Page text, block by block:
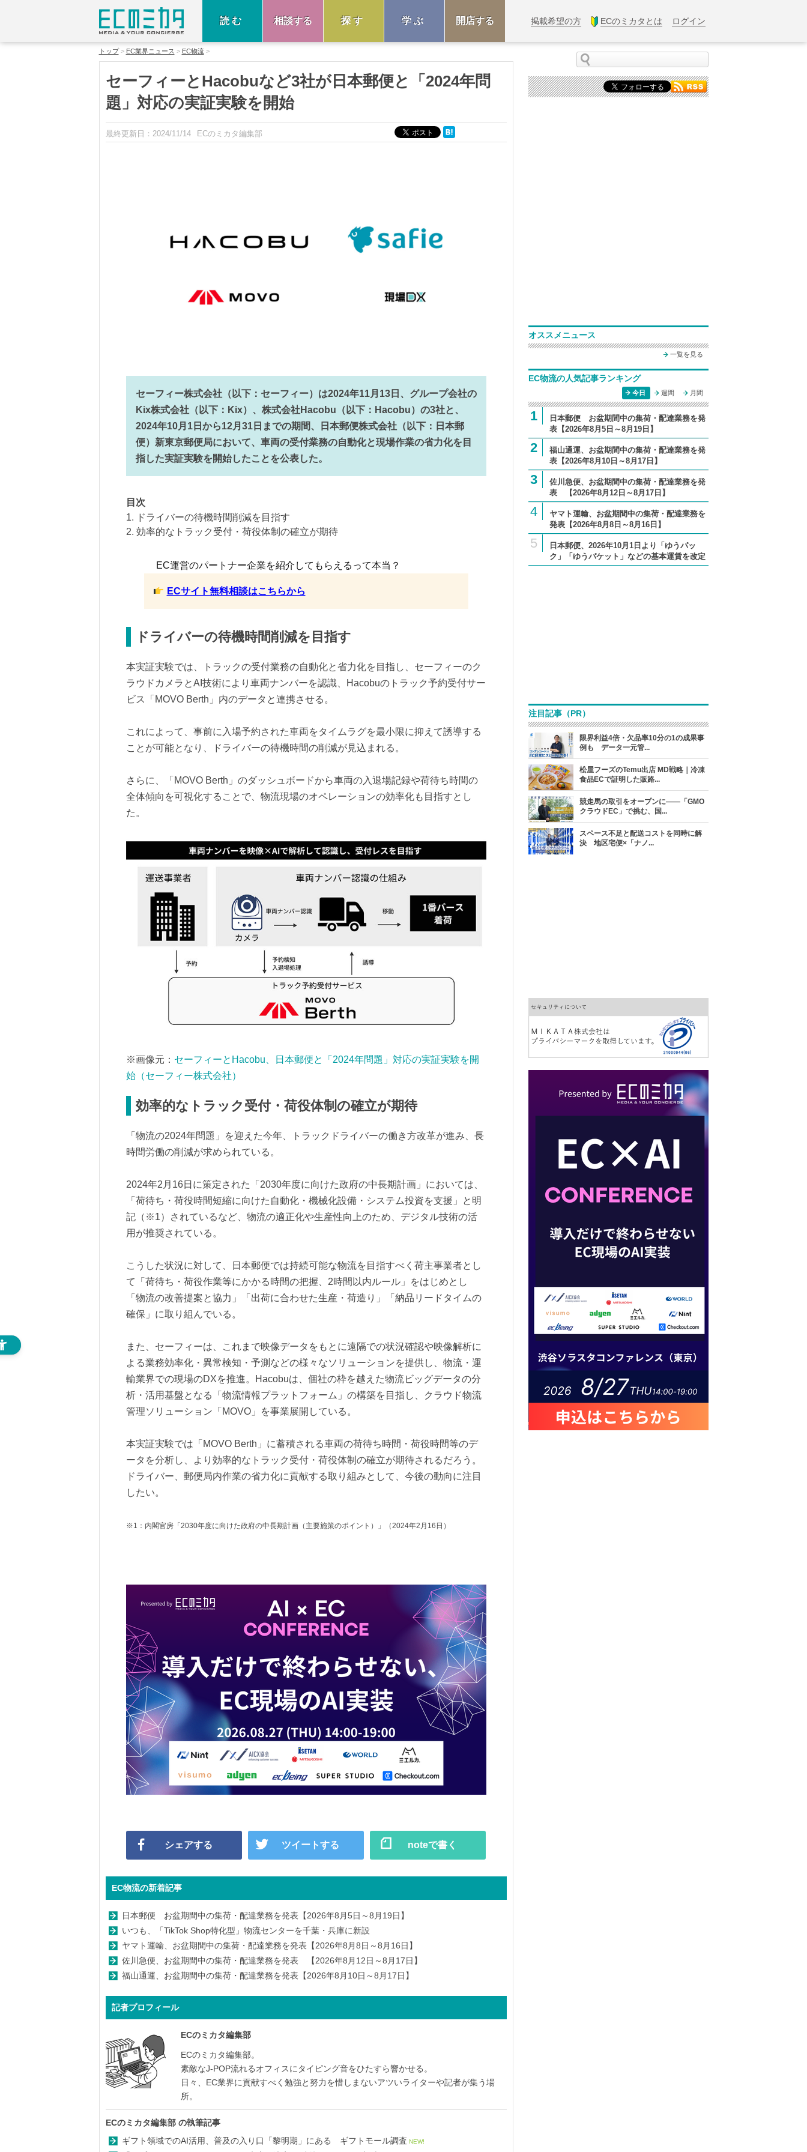
読む 相談する 探す 学ぶ 開店する 掲載希望の方 ECのミカタとは ログイン
トップ EC業界ニュース EC物流
セーフィーとHacobuなど3社が日本郵便と「2024年問
題」対応の実証実験を開始
最終更新日： 2024/11/14 ECのミカタ編集部
セーフィー株式会社（以下：セーフィー）は2024年11月13日、グループ会社の
Kix株式会社（以下：Kix）、株式会社Hacobu（以下：Hacobu）の3社と、
2024年10月1日から12月31日までの期間、日本郵便株式会社（以下：日本郵
便）新東京郵便局において、車両の受付業務の自動化と現場作業の省力化を目
指した実証実験を開始したことを公表した。
目次
1. ドライバーの待機時間削減を目指す
2. 効率的なトラック受付・荷役体制の確立が期待
EC運営のパートナー企業を紹介してもらえるって本当？
ECサイト無料相談はこちらから
ドライバーの待機時間削減を目指す
本実証実験では、トラックの受付業務の自動化と省力化を目指し、セーフィーのク
ラウドカメラとAI技術により車両ナンバーを認識、Hacobuのトラック予約受付サー
ビス「MOVO Berth」内のデータと連携させる。
これによって、事前に入場予約された車両をタイムラグを最小限に抑えて誘導する
ことが可能となり、ドライバーの待機時間の削減が見込まれる。
さらに、「MOVO Berth」のダッシュボードから車両の入退場記録や荷待ち時間の
全体傾向を可視化することで、物流現場のオペレーションの効率化も目指すとし
た。
※画像元： セーフィーとHacobu、日本郵便と「2024年問題」対応の実証実験を開
始（セーフィー株式会社）
効率的なトラック受付・荷役体制の確立が期待
「物流の2024年問題」を迎えた今年、トラックドライバーの働き方改革が進み、長
時間労働の削減が求められている。
2024年2月16日に策定された「2030年度に向けた政府の中長期計画」においては、
「荷待ち・荷役時間短縮に向けた自動化・機械化設備・システム投資を支援」と明
記（※1）されているなど、物流の適正化や生産性向上のため、デジタル技術の活
用が推奨されている。
こうした状況に対して、日本郵便では持続可能な物流を目指すべく荷主事業者とし
て「荷待ち・荷役作業等にかかる時間の把握、2時間以内ルール」をはじめとし
「物流の改善提案と協力」「出荷に合わせた生産・荷造り」「納品リードタイムの
確保」に取り組んでいる。
また、セーフィーは、これまで映像データをもとに遠隔での状況確認や映像解析に
よる業務効率化・異常検知・予測などの様々なソリューションを提供し、物流・運
輸業界での現場のDXを推進。Hacobuは、個社の枠を越えた物流ビッグデータの分
析・活用基盤となる「物流情報プラットフォーム」の構築を目指し、クラウド物流
管理ソリューション「MOVO」を事業展開している。
本実証実験では「MOVO Berth」に蓄積される車両の荷待ち時間・荷役時間等のデ
ータを分析し、より効率的なトラック受付・荷役体制の確立が期待されるだろう。
ドライバー、郵便局内作業の省力化に貢献する取り組みとして、今後の動向に注目
したい。
※1：内閣官房「2030年度に向けた政府の中長期計画（主要施策のポイント）」（2024年2月16日）
シェアする ツイートする noteで書く
EC物流の新着記事
日本郵便 お盆期間中の集荷・配達業務を発表【2026年8月5日～8月19日】
いつも、「TikTok Shop特化型」物流センターを千葉・兵庫に新設
ヤマト運輸、お盆期間中の集荷・配達業務を発表【2026年8月8日～8月16日】
佐川急便、お盆期間中の集荷・配達業務を発表 【2026年8月12日～8月17日】
福山通運、お盆期間中の集荷・配達業務を発表【2026年8月10日～8月17日】
記者プロフィール
ECのミカタ編集部
ECのミカタ編集部。
素敵なJ-POP流れるオフィスにタイピング音をひたすら響かせる。
日々、EC業界に貢献すべく勉強と努力を惜しまないアツいライターや記者が集う場
所。
ECのミカタ編集部の執筆記事
ギフト領域でのAI活用、普及の入り口「黎明期」にある ギフトモール調査 NEW!
オススメニュース
一覧を見る
EC物流の人気記事ランキング
今日 週間 月間
1
日本郵便 お盆期間中の集荷・配達業務を発
表【2026年8月5日～8月19日】
2
福山通運、お盆期間中の集荷・配達業務を発
表【2026年8月10日～8月17日】
3
佐川急便、お盆期間中の集荷・配達業務を発
表 【2026年8月12日～8月17日】
4
ヤマト運輸、お盆期間中の集荷・配達業務を
発表【2026年8月8日～8月16日】
5
日本郵便、2026年10月1日より「ゆうパッ
ク」「ゆうパケット」などの基本運賃を改定
注目記事（PR）
限界利益4倍・欠品率10分の1の成果事
例も データ一元管...
松屋フーズのTemu出店 MD戦略｜冷凍
食品ECで証明した販路...
競走馬の取引をオープンに――「GMO
クラウドEC」で挑む、国...
スペース不足と配送コストを同時に解
決 地区宅便×「ナノ...